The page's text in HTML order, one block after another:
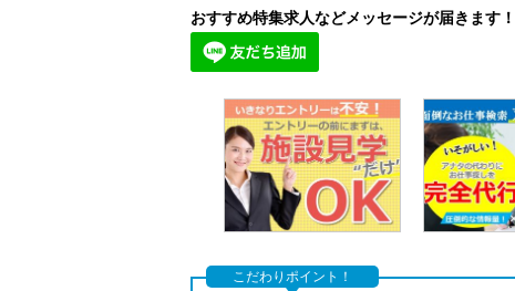
おすすめ特集求人などメッセージが届きます！
こだわりポイント！